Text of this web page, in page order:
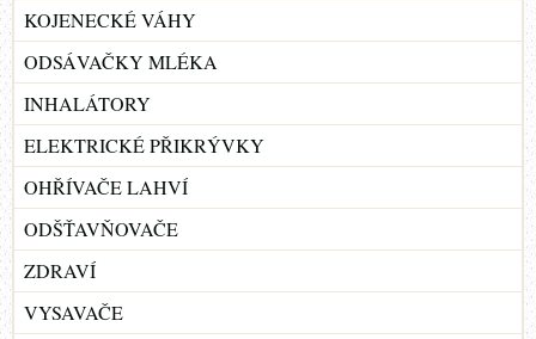
KOJENECKÉ VÁHY
ODSÁVAČKY MLÉKA
INHALÁTORY
ELEKTRICKÉ PŘIKRÝVKY
OHŘÍVAČE LAHVÍ
ODŠŤAVŇOVAČE
ZDRAVÍ
VYSAVAČE